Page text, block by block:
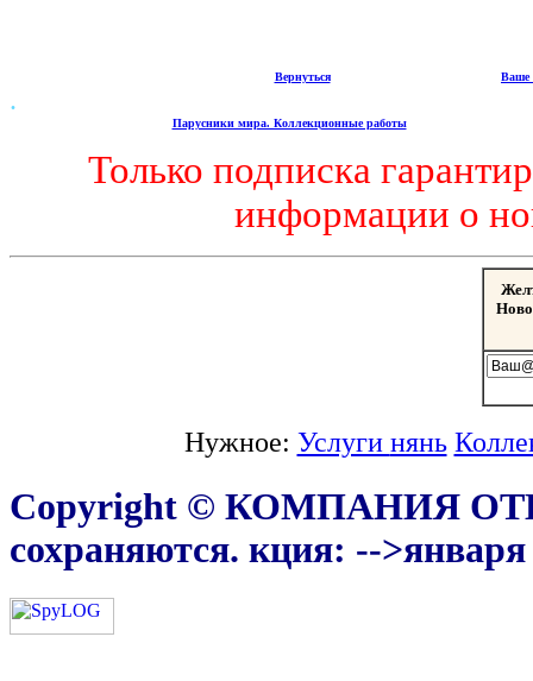
Вернуться Ваше
.
Парусники мира. Коллекционные работы
Только подписка
информации о
Нужное: Услуги нянь
Copyright © КОМПАНИЯ
сохраняются. кция: -->января